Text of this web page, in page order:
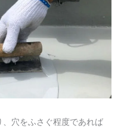
穴をふさぐ程度であれば